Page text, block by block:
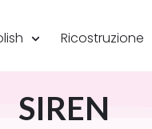
Ricostruzione
SIREN